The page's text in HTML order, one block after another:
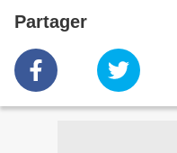
Partager